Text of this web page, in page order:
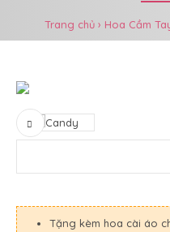
Trang chủ Hoa Cầm
Tặng kèm hoa cài áo